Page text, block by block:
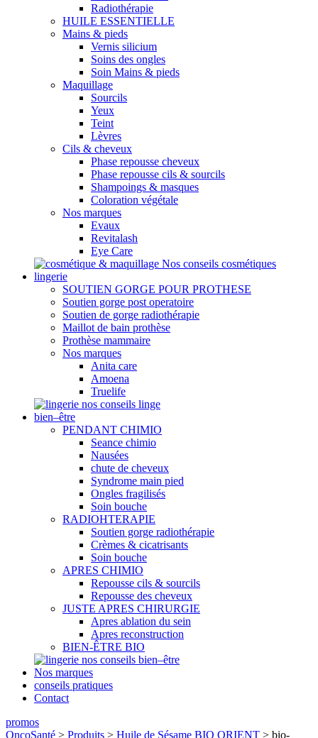
Radiothérapie
HUILE ESSENTIELLE
Mains & pieds
Vernis silicium
Soins des ongles
Soin Mains & pieds
Maquillage
Sourcils
Yeux
Teint
Lèvres
Cils & cheveux
Phase repousse cheveux
Phase repousse cils & sourcils
Shampoings & masques
Coloration végétale
Nos marques
Evaux
Revitalash
Eye Care
Nos conseils cosmétiques
lingerie
SOUTIEN GORGE POUR PROTHESE
Soutien gorge post operatoire
Soutien de gorge radiothérapie
Maillot de bain prothèse
Prothèse mammaire
Nos marques
Anita care
Amoena
Truelife
nos conseils linge
bien–être
PENDANT CHIMIO
Seance chimio
Nausées
chute de cheveux
Syndrome main pied
Ongles fragilisés
Soin bouche
RADIOHTERAPIE
Soutien gorge radiothérapie
Crèmes & cicatrisants
Soin bouche
APRES CHIMIO
Repousse cils & sourcils
Repousse des cheveux
JUSTE APRES CHIRURGIE
Apres ablation du sein
Apres reconstruction
BIEN-ÊTRE BIO
nos conseils bien–être
Nos marques
conseils pratiques
Contact
promos
OncoSanté > Produits > Huile de Sésame BIO ORIENT > bio-